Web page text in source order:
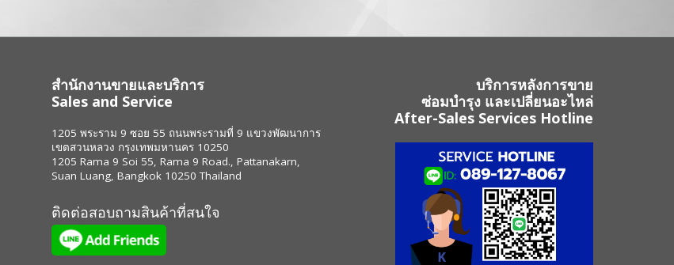
สำนักงานขายและบริการ
Sales and Service
1205 พระราม 9 ซอย 55 ถนนพระรามที่ 9 แขวงพัฒนาการ
เขตสวนหลวง กรุงเทพมหานคร 10250
1205 Rama 9 Soi 55, Rama 9 Road., Pattanakarn,
Suan Luang, Bangkok 10250 Thailand
ติดต่อสอบถามสินค้าที่สนใจ
บริการหลังการขาย
ซ่อมบำรุง และเปลี่ยนอะไหล่
After-Sales Services Hotline